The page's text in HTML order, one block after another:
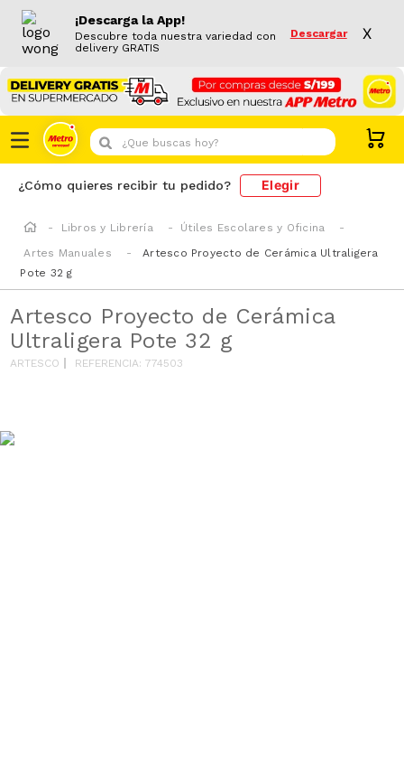
¡Descarga la App!
Descubre toda nuestra variedad con
delivery GRATIS
Descargar X
¿Que buscas hoy?
¿Cómo quieres recibir tu pedido? Elegir
Libros y Librería
Útiles Escolares y Oficina
Artes Manuales
Artesco Proyecto de Cerámica Ultraligera
Pote 32 g
Artesco Proyecto de Cerámica
Ultraligera Pote 32 g
ARTESCO REFERENCIA:774503